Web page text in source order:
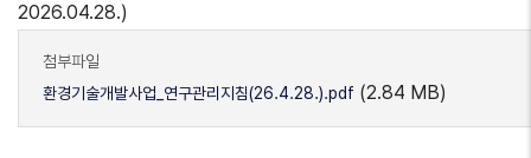
2026.04.28.)
첨부파일
환경기술개발사업_연구관리지침(26.4.28.).pdf (2.84 MB)